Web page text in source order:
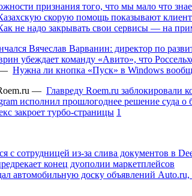
признания того, что мы мало что
скорую помощь показывают
не надо закрывать свои сервисы — на
Вячеслав Варванин: директор по
убеждает команду «Авито», что
Нужна ли кнопка «Пуск» в Windows
— Главреду Roem.ru заблокировали
исполнил прошлогоднее решение суда
закроет турбо-страницы 1
с сотрудницей из-за слива документов в
конец дуополии маркетплейсов
автомобильную доску объявлений Auto.ru,